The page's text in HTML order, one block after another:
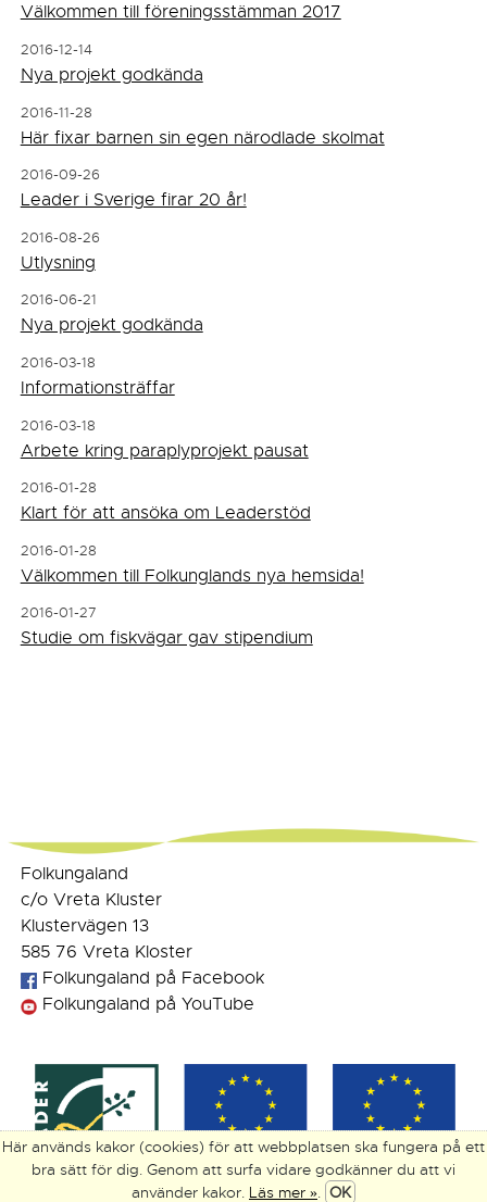
Här används kakor (cookies) för att webbplatsen ska fungera på ett
bra sätt för dig. Genom att surfa vidare godkänner du att vi
använder kakor. Läs mer ». OK
Välkommen till föreningsstämman 2017
2016-12-14
Nya projekt godkända
2016-11-28
Här fixar barnen sin egen närodlade skolmat
2016-09-26
Leader i Sverige firar 20 år!
2016-08-26
Utlysning
2016-06-21
Nya projekt godkända
2016-03-18
Informationsträffar
2016-03-18
Arbete kring paraplyprojekt pausat
2016-01-28
Klart för att ansöka om Leaderstöd
2016-01-28
Välkommen till Folkunglands nya hemsida!
2016-01-27
Studie om fiskvägar gav stipendium
Folkungaland
c/o Vreta Kluster
Klustervägen 13
585 76 Vreta Kloster
Folkungaland på Facebook
Folkungaland på YouTube